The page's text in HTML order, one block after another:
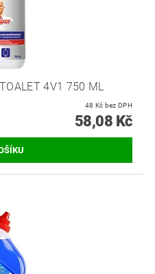
4V1 750 ML
48 Kč bez DPH
58,08 Kč